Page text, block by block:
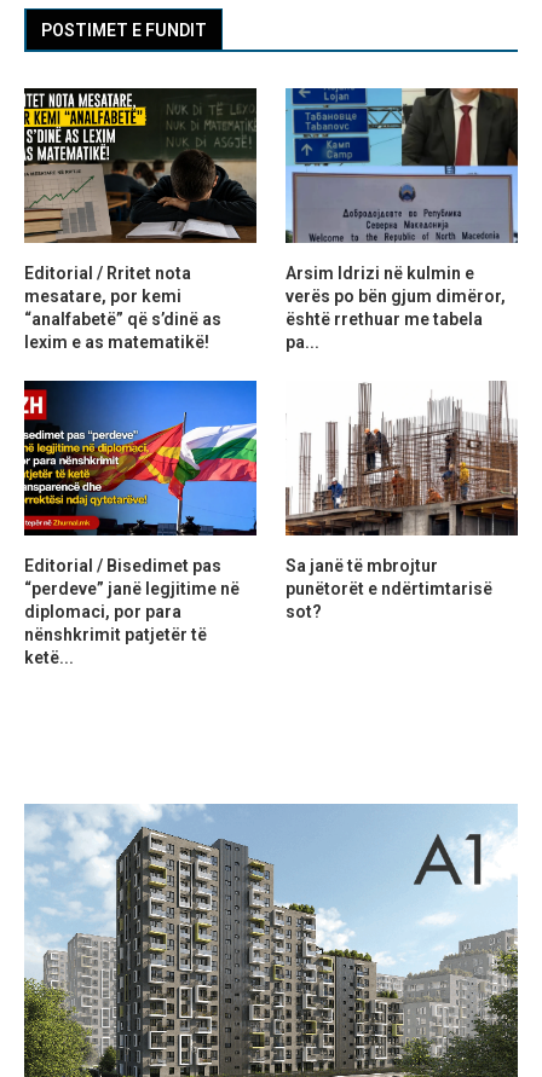
POSTIMET E FUNDIT
Editorial / Rritet nota
mesatare, por kemi
“analfabetë” që s’dinë as
lexim e as matematikë!
Arsim Idrizi në kulmin e
verës po bën gjum dimëror,
është rrethuar me tabela
pa...
Editorial / Bisedimet pas
“perdeve” janë legjitime në
diplomaci, por para
nënshkrimit patjetër të
ketë...
Sa janë të mbrojtur
punëtorët e ndërtimtarisë
sot?